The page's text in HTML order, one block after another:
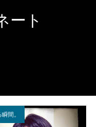
ート
間。